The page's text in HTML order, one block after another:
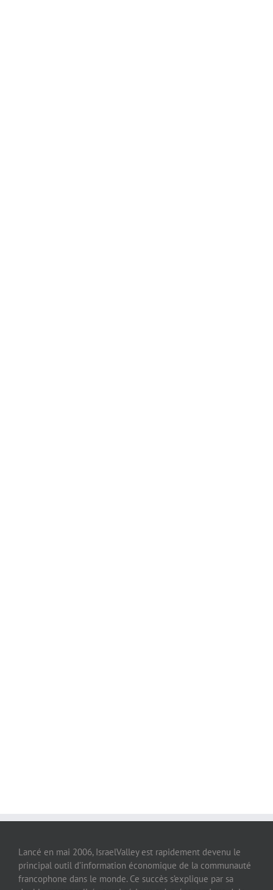
Lancé en mai 2006, IsraelValley est rapidement devenu le
principal outil d’information économique de la communauté
francophone dans le monde. Ce succès s’explique par sa